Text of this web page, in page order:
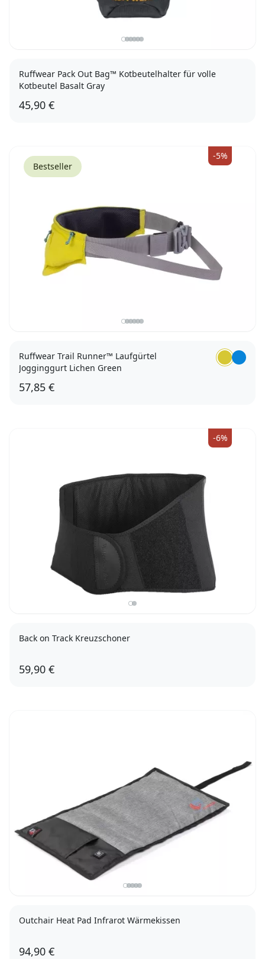
Ruffwear Pack Out Bag™ Kotbeutelhalter für volle
Kotbeutel Basalt Gray
45,90 €
Bestseller
-5%
Ruffwear Trail Runner™ Laufgürtel
Jogginggurt Lichen Green
57,85 €
-6%
Back on Track Kreuzschoner
59,90 €
Outchair Heat Pad Infrarot Wärmekissen
94,90 €